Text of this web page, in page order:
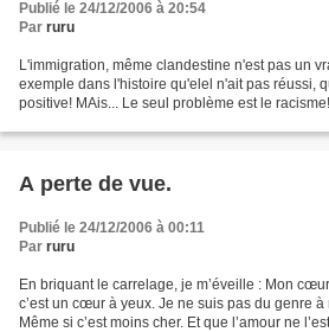
Publié le 24/12/2006 à 20:54
Par ruru
L'immigration, même clandestine n'est pas un
exemple dans l'histoire qu'elel n'ait pas réussi,
positive! MAis... Le seul problème est le
A perte de vue.
Publié le 24/12/2006 à 00:11
Par ruru
En briquant le carrelage, je m’éveille : Mon
c’est un cœur à yeux. Je ne suis pas du genre à
Même si c’est moins cher. Et que l’amour ne